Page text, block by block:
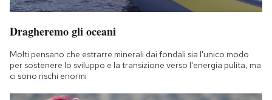
Dragheremo gli oceani
Molti pensano che estrarre minerali dai fondali sia l'unico modo
per sostenere lo sviluppo e la transizione verso l'energia pulita, ma
ci sono rischi enormi